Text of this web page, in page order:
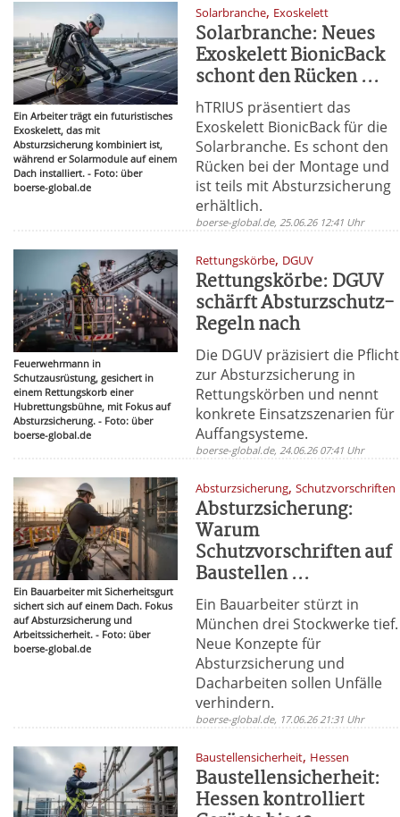
Ein Arbeiter trägt ein futuristisches
Exoskelett, das mit
Absturzsicherung kombiniert ist,
während er Solarmodule auf einem
Dach installiert. - Foto: über
boerse-global.de
Solarbranche, Exoskelett
Solarbranche: Neues
Exoskelett BionicBack
schont den Rücken ...
hTRIUS präsentiert das
Exoskelett BionicBack für die
Solarbranche. Es schont den
Rücken bei der Montage und
ist teils mit Absturzsicherung
erhältlich.
boerse-global.de, 25.06.26 12:41 Uhr
Feuerwehrmann in
Schutzausrüstung, gesichert in
einem Rettungskorb einer
Hubrettungsbühne, mit Fokus auf
Absturzsicherung. - Foto: über
boerse-global.de
Rettungskörbe, DGUV
Rettungskörbe: DGUV
schärft Absturzschutz-
Regeln nach
Die DGUV präzisiert die Pflicht
zur Absturzsicherung in
Rettungskörben und nennt
konkrete Einsatzszenarien für
Auffangsysteme.
boerse-global.de, 24.06.26 07:41 Uhr
Ein Bauarbeiter mit Sicherheitsgurt
sichert sich auf einem Dach. Fokus
auf Absturzsicherung und
Arbeitssicherheit. - Foto: über
boerse-global.de
Absturzsicherung,Schutzvorschriften
Absturzsicherung:
Warum
Schutzvorschriften auf
Baustellen ...
Ein Bauarbeiter stürzt in
München drei Stockwerke tief.
Neue Konzepte für
Absturzsicherung und
Dacharbeiten sollen Unfälle
verhindern.
boerse-global.de, 17.06.26 21:31 Uhr
Baustellensicherheit, Hessen
Baustellensicherheit:
Hessen kontrolliert